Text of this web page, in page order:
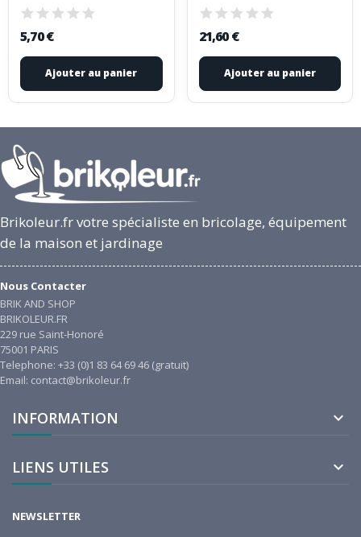
5,70 €
Ajouter au panier
21,60 €
Ajouter au panier
Brikoleur.fr votre spécialiste en bricolage, équipement
de la maison et jardinage
Nous Contacter
BRIK AND SHOP
BRIKOLEUR.FR
229 rue Saint-Honoré
75001 PARIS
Telephone: +33 (0)1 83 64 69 46 (gratuit)
Email: contact@brikoleur.fr
INFORMATION 
LIENS UTILES 
NEWSLETTER